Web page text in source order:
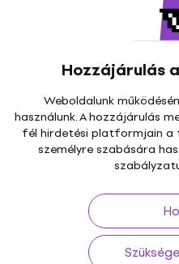
Hozzájárulás
Weboldalunk
használunk. A hozzájárulás
fél hirdetési platformjain a
személyre szabására
30 napig Ingyenes